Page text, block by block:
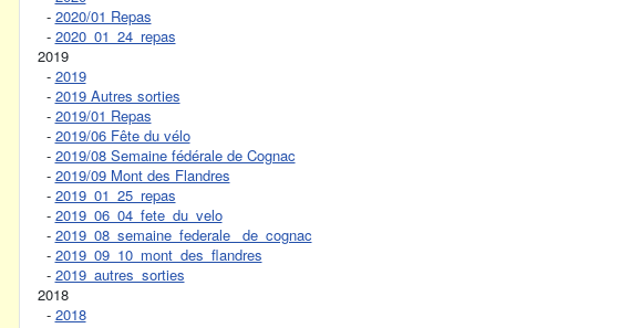
- 2020/01 Repas
- 2020_01_24_repas
2019
- 2019
- 2019 Autres sorties
- 2019/01 Repas
- 2019/06 Fête du vélo
- 2019/08 Semaine fédérale de Cognac
- 2019/09 Mont des Flandres
- 2019_01_25_repas
- 2019_06_04_fete_du_velo
- 2019_08_semaine_federale_ de_cognac
- 2019_09_10_mont_des_flandres
- 2019_autres_sorties
2018
- 2018